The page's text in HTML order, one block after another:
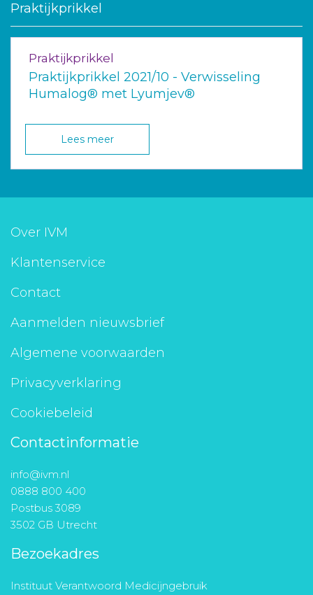
Praktijkprikkel
Praktijkprikkel
Praktijkprikkel 2021/10 - Verwisseling
Humalog® met Lyumjev®
Lees meer
Over IVM
Klantenservice
Contact
Aanmelden nieuwsbrief
Algemene voorwaarden
Privacyverklaring
Cookiebeleid
Contactinformatie
info@ivm.nl
0888 800 400
Postbus 3089
3502 GB Utrecht
Bezoekadres
Instituut Verantwoord Medicijngebruik